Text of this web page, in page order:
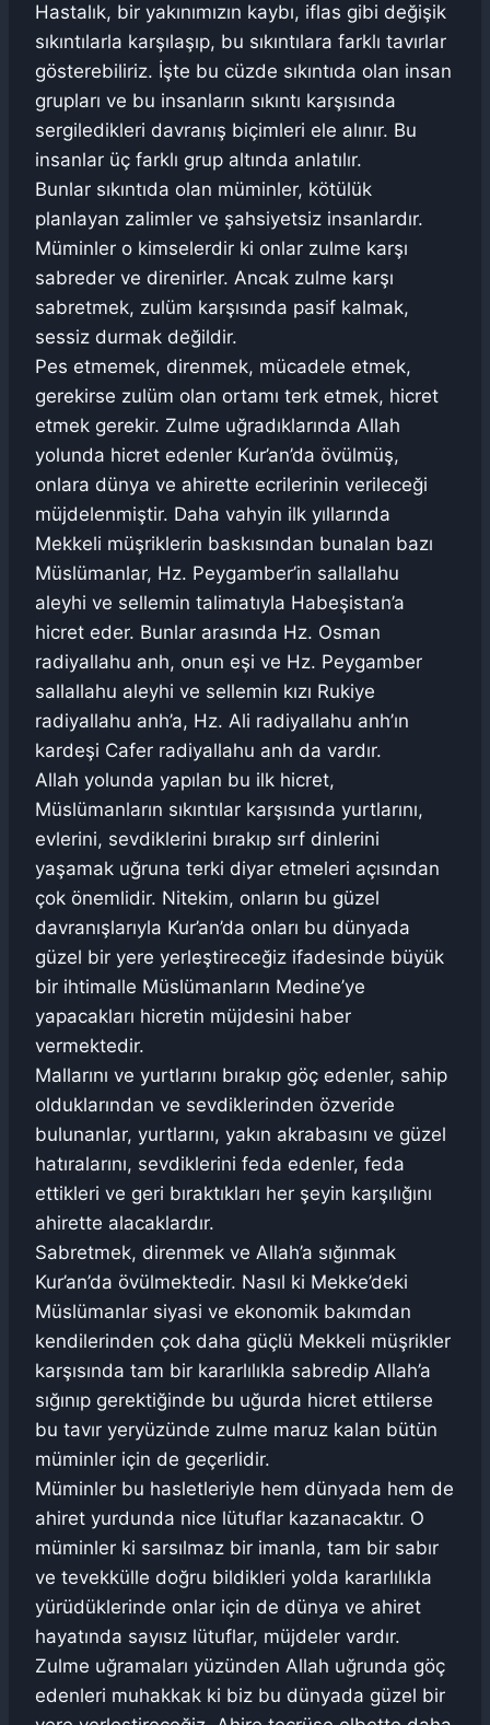
Hastalık, bir yakınımızın kaybı, iflas gibi değişik
sıkıntılarla karşılaşıp, bu sıkıntılara farklı tavırlar
gösterebiliriz. İşte bu cüzde sıkıntıda olan insan
grupları ve bu insanların sıkıntı karşısında
sergiledikleri davranış biçimleri ele alınır. Bu
insanlar üç farklı grup altında anlatılır.
Bunlar sıkıntıda olan müminler, kötülük
planlayan zalimler ve şahsiyetsiz insanlardır.
Müminler o kimselerdir ki onlar zulme karşı
sabreder ve direnirler. Ancak zulme karşı
sabretmek, zulüm karşısında pasif kalmak,
sessiz durmak değildir.
Pes etmemek, direnmek, mücadele etmek,
gerekirse zulüm olan ortamı terk etmek, hicret
etmek gerekir. Zulme uğradıklarında Allah
yolunda hicret edenler Kur’an’da övülmüş,
onlara dünya ve ahirette ecrilerinin verileceği
müjdelenmiştir. Daha vahyin ilk yıllarında
Mekkeli müşriklerin baskısından bunalan bazı
Müslümanlar, Hz. Peygamber’in sallallahu
aleyhi ve sellemin talimatıyla Habeşistan’a
hicret eder. Bunlar arasında Hz. Osman
radiyallahu anh, onun eşi ve Hz. Peygamber
sallallahu aleyhi ve sellemin kızı Rukiye
radiyallahu anh’a, Hz. Ali radiyallahu anh’ın
kardeşi Cafer radiyallahu anh da vardır.
Allah yolunda yapılan bu ilk hicret,
Müslümanların sıkıntılar karşısında yurtlarını,
evlerini, sevdiklerini bırakıp sırf dinlerini
yaşamak uğruna terki diyar etmeleri açısından
çok önemlidir. Nitekim, onların bu güzel
davranışlarıyla Kur’an’da onları bu dünyada
güzel bir yere yerleştireceğiz ifadesinde büyük
bir ihtimalle Müslümanların Medine’ye
yapacakları hicretin müjdesini haber
vermektedir.
Mallarını ve yurtlarını bırakıp göç edenler, sahip
olduklarından ve sevdiklerinden özveride
bulunanlar, yurtlarını, yakın akrabasını ve güzel
hatıralarını, sevdiklerini feda edenler, feda
ettikleri ve geri bıraktıkları her şeyin karşılığını
ahirette alacaklardır.
Sabretmek, direnmek ve Allah’a sığınmak
Kur’an’da övülmektedir. Nasıl ki Mekke’deki
Müslümanlar siyasi ve ekonomik bakımdan
kendilerinden çok daha güçlü Mekkeli müşrikler
karşısında tam bir kararlılıkla sabredip Allah’a
sığınıp gerektiğinde bu uğurda hicret ettilerse
bu tavır yeryüzünde zulme maruz kalan bütün
müminler için de geçerlidir.
Müminler bu hasletleriyle hem dünyada hem de
ahiret yurdunda nice lütuflar kazanacaktır. O
müminler ki sarsılmaz bir imanla, tam bir sabır
ve tevekkülle doğru bildikleri yolda kararlılıkla
yürüdüklerinde onlar için de dünya ve ahiret
hayatında sayısız lütuflar, müjdeler vardır.
Zulme uğramaları yüzünden Allah uğrunda göç
edenleri muhakkak ki biz bu dünyada güzel bir